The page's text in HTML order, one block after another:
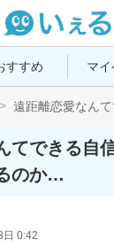
すすめ マ
遠距離恋愛なんて
てできる自
のか…
0:42